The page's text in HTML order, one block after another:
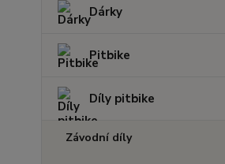
Dárky
Pitbike
Díly pitbike
Závodní díly